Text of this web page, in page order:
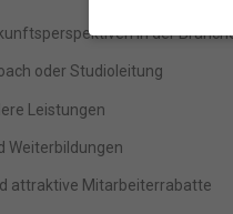
in der
oder Studioleitung
Leistungen
Weiterbildungen
attraktive Mitarbeiterrabatte
Wenn Sie unter
Erfahrung zu
(z. B. IP-